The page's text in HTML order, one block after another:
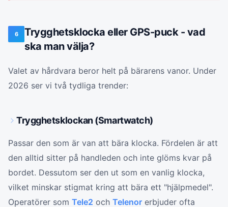
6
Trygghetsklocka eller GPS-puck - vad
ska man välja?
Valet av hårdvara beror helt på bärarens vanor. Under
2026 ser vi två tydliga trender:
Trygghetsklockan (Smartwatch)
Passar den som är van att bära klocka. Fördelen är att
den alltid sitter på handleden och inte glöms kvar på
bordet. Dessutom ser den ut som en vanlig klocka,
vilket minskar stigmat kring att bära ett "hjälpmedel".
Operatörer som Tele2 och Telenor erbjuder ofta